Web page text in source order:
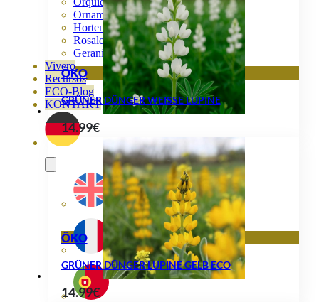
Ornamentales
Hortensias
Rosales
Geranios
Vivero
Recursos
ECO-Blog
KONTAKT
ÖKO
GRÜNER DÜNGER WEISSE LUPINE
14.99€
ÖKO
GRÜNER DÜNGER LUPINE GELB ECO
14.99€